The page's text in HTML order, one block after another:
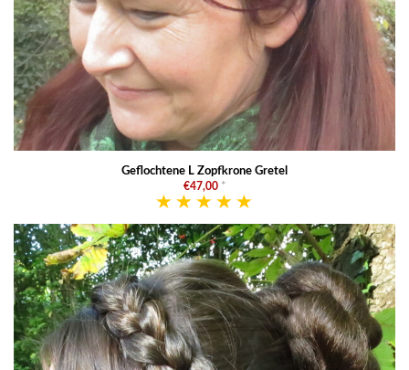
Geflochtene L Zopfkrone Gretel
€47,00 *